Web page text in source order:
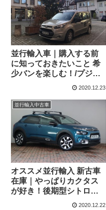
並行輸入車｜購入する前
に知っておきたいこと 希
少バンを楽しむ！/プジョ
ー パートナー正規ディー
へ搬入完了
2020.12.23
並行輸入中古車
オススメ並行輸入 新古車
在庫｜やっぱりカクタス
が好き！後期型シトロエ
ン C4カクタス フレイア
2020.12.22